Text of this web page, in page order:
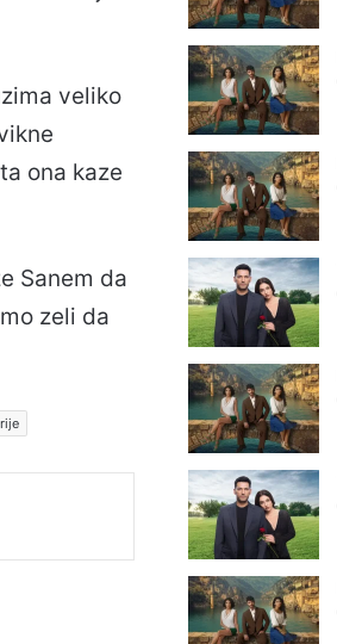
veliko
ona kaze
Sanem da
zeli da